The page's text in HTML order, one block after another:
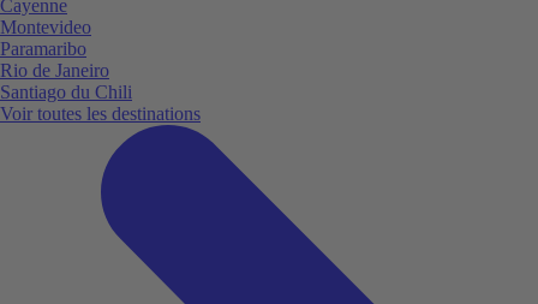
Cayenne
Montevideo
Paramaribo
Rio de Janeiro
Santiago du Chili
Voir toutes les destinations